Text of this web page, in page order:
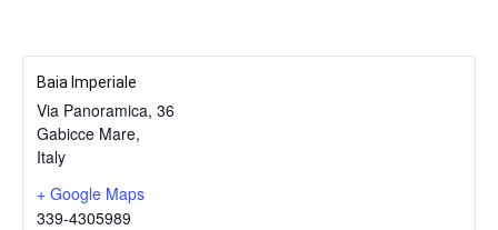
Baia Imperiale
Via Panoramica, 36
Gabicce Mare,
Italy
+ Google Maps
339-4305989